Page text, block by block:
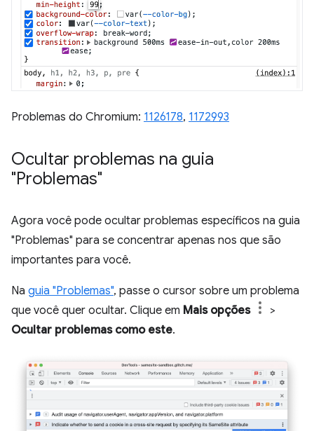
Problemas do Chromium: 1126178, 1172993
Ocultar problemas na guia
"Problemas"
Agora você pode ocultar problemas específicos na guia
"Problemas" para se concentrar apenas nos que são
importantes para você.
Na guia "Problemas", passe o cursor sobre um problema
que você quer ocultar. Clique em Mais opções
>
Ocultar problemas como este.